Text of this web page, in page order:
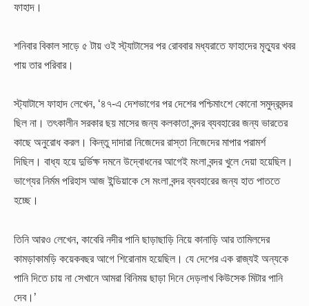
ফাহাদ।
শনিবার বিকাল সাড়ে ৫ টায় ওই স্ট্যাটাসের পর রোববার মধ্যরাতে ফাহাদের মৃত্যুর খবর
পায় তার পরিবার।
স্ট্যাটাসে ফাহাদ লেখেন, ‘৪৭-এ দেশভাগের পর দেশের পশ্চিমাংশে কোনো সমুদ্রবন্দর
ছিল না। তৎকালীন সরকার ছয় মাসের জন্য কলকাতা বন্দর ব্যবহারের জন্য ভারতের
কাছে অনুরোধ করল। কিন্তু দাদারা নিজেদের রাস্তা নিজেদের মাপার পরামর্শ
দিছিল। বাধ্য হয়ে দুর্ভিক্ষ দমনে উদ্বোধনের আগেই মংলা বন্দর খুলে দেয়া হয়েছিল।
ভাগ্যের নির্মম পরিহাস আজ ইন্ডিয়াকে সে মংলা বন্দর ব্যবহারের জন্য হাত পাততে
হচ্ছে।
তিনি আরও লেখেন, কাবেরি নদীর পানি ছাড়াছাড়ি নিয়ে কানাড়ি আর তামিলদের
কামড়াকামড়ি কয়েকবছর আগে শিরোনাম হয়েছিল। যে দেশের এক রাজ্যই অন্যকে
পানি দিতে চায় না সেখানে আমরা বিনিময় ছাড়া দিনে দেড়লাখ কিউসেক মিটার পানি
দেব।’